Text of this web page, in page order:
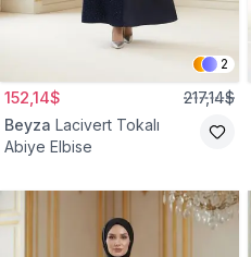
2
152,14$ 217,14$
Beyza Lacivert Tokalı
Abiye Elbise